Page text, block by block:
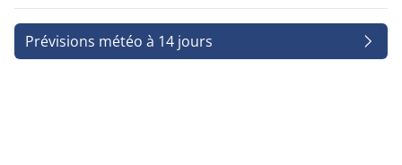
Prévisions météo à 14 jours